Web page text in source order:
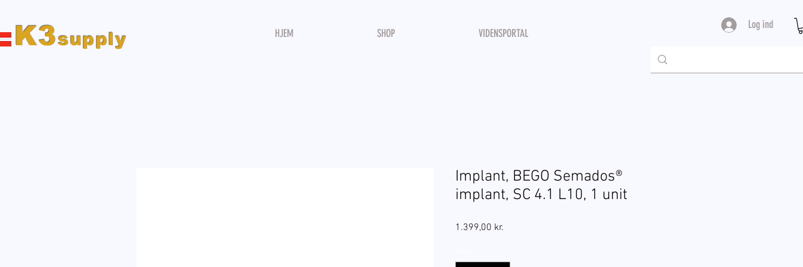
K3supply HJEM SHOP VIDENSPORTAL
Log ind
Implant, BEGO Semados®
implant, SC 4.1 L10, 1 unit
1.399,00 kr.